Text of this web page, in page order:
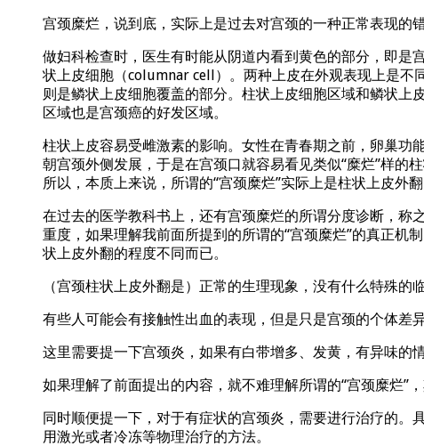
宫颈糜烂，说到底，实际上是过去对宫颈的一种正常表现的错
做妇科检查时，医生有时能从阴道内看到黄色的部分，即是
状上皮细胞（columnar cell）。两种上皮在外观表现上是不
则是鳞状上皮细胞覆盖的部分。柱状上皮细胞区域和鳞状上
区域也是宫颈癌的好发区域。
柱状上皮容易受雌激素的影响。女性在青春期之前，卵巢
朝宫颈外侧发展，于是在宫颈口就容易看见类似“糜烂”样的
所以，本质上来说，所谓的“宫颈糜烂”实际上是柱状上皮外
在过去的医学教科书上，还有宫颈糜烂的所谓分度诊断，
重度，如果理解我前面所提到的所谓的“宫颈糜烂”的真正机
状上皮外翻的程度不同而已。
（宫颈柱状上皮外翻是）正常的生理现象，没有什么特殊的
有些人可能会有接触性出血的表现，但是只是宫颈的个体差
这里需要提一下宫颈炎，如果有白带增多、发黄，有异味的
如果理解了前面提出的内容，就不难理解所谓的“宫颈糜烂”
同时顺便提一下，对于有症状的宫颈炎，需要进行治疗的
用激光或者冷冻等物理治疗的方法。